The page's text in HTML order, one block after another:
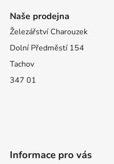
Naše prodejna
Železářství Charouzek
Dolní Předměstí 154
Tachov
347 01
Informace pro vás